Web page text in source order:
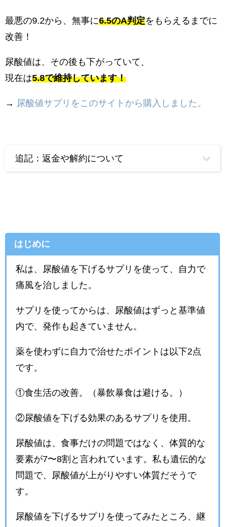
最悪の9.2から、無事に6.5のA判定をもらえるまでに
改善！
尿酸値は、その後も下がっていて、
現在は5.8で維持しています！
→ 尿酸値サプリをこのサイトから購入しました。
追記：返金や解約について
はじめに
私は、尿酸値を下げるサプリを使って、自力で
痛風を治しました。
サプリを使ってからは、尿酸値はずっと基準値
内で、発作も起きていません。
薬を使わずに自力で治せたポイントは以下2点
です。
①食生活の改善。（暴飲暴食は避ける。）
②尿酸値を下げる効果のあるサプリを使用。
尿酸値は、食事だけの問題ではなく、体質的な
要素が7〜8割と言われています。私も遺伝的な
問題で、尿酸値が上がりやすい体質だそうで
す。
尿酸値を下げるサプリを使ってみたところ、継